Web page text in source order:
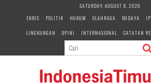
SATURDAY, AUGUST 8, 2026
EKBIS
POLITIK HUKUM OLAHRAGA BUDAYA
LINGKUNGAN
OPINI INTERNASIONAL CATATAN